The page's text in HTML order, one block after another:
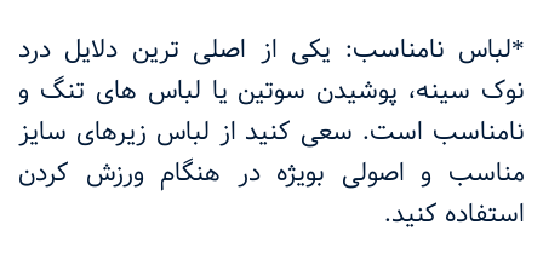
*لباس نامناسب: یکی از اصلی ترین دلایل درد
نوک سینه، پوشیدن سوتین یا لباس های تنگ و
نامناسب است. سعی کنید از لباس زیرهای سایز
مناسب و اصولی بویژه در هنگام ورزش کردن
استفاده کنید.